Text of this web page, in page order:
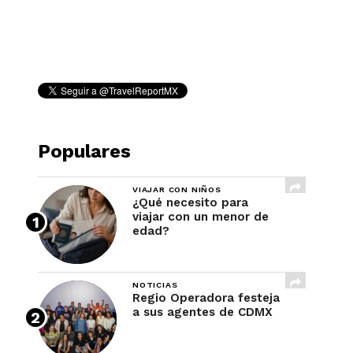
Populares
VIAJAR CON NIÑOS
¿Qué necesito para
viajar con un menor de
edad?
NOTICIAS
Regio Operadora festeja
a sus agentes de CDMX